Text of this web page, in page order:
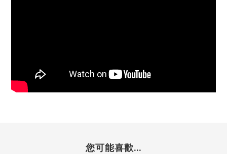
您可能喜歡...